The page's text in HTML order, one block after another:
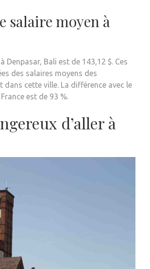
salaire moyen à
Denpasar, Bali est de 143,12 $. Ces
des salaires moyens des
dans cette ville. La différence avec le
est de 93 %.
d’aller à